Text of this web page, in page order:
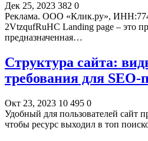
Дек 25, 2023 382 0
Реклама. ООО «Клик.ру»,
2VtzqufRuHC Landing page – это
предназначенная…
Структура сайта:
требования для
Окт 23, 2023 10 495 0
Удобный для пользователей сайт
чтобы ресурс выходил в топ